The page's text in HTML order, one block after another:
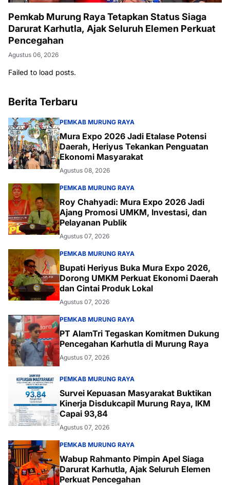
Pemkab Murung Raya Tetapkan Status Siaga
Darurat Karhutla, Ajak Seluruh Elemen Perkuat
Pencegahan
Agustus 06, 2026
Failed to load posts.
Berita Terbaru
PEMKAB MURUNG RAYA
Mura Expo 2026 Jadi Etalase Potensi
Daerah, Heriyus Tekankan Penguatan
Ekonomi Masyarakat
Agustus 08, 2026
PEMKAB MURUNG RAYA
Roy Chahyadi: Mura Expo 2026 Jadi
Ajang Promosi UMKM, Investasi, dan
Pelayanan Publik
Agustus 07, 2026
PEMKAB MURUNG RAYA
Bupati Heriyus Buka Mura Expo 2026,
Dorong UMKM Perkuat Ekonomi Daerah
dan Cintai Produk Lokal
Agustus 07, 2026
PEMKAB MURUNG RAYA
PT AlamTri Tegaskan Komitmen Dukung
Pencegahan Karhutla di Murung Raya
Agustus 07, 2026
PEMKAB MURUNG RAYA
Survei Kepuasan Masyarakat Buktikan
Kinerja Disdukcapil Murung Raya, IKM
Capai 93,84
Agustus 07, 2026
PEMKAB MURUNG RAYA
Wabup Rahmanto Pimpin Apel Siaga
Darurat Karhutla, Ajak Seluruh Elemen
Perkuat Pencegahan